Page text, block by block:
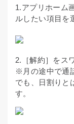
1.アプリホーム
ルしたい項目を
2.［解約］をス
※月の途中で通
でも、日割りと
す。